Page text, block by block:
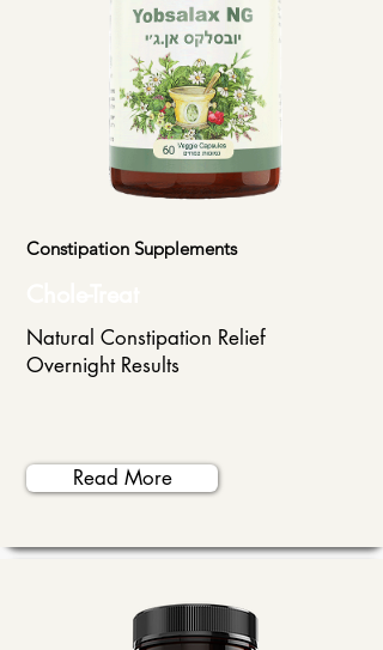
Constipation Supplements
Natural Constipation Relief
Overnight Results
Read More